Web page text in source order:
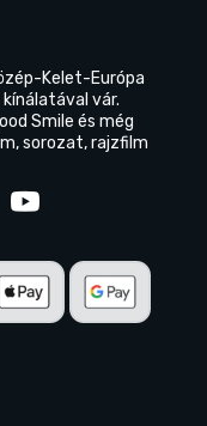
Kelet-Európa
vár.
Smile és még
sorozat, rajzfilm